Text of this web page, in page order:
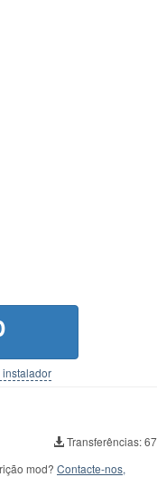
Transferências: 67
mod? Contacte-nos,